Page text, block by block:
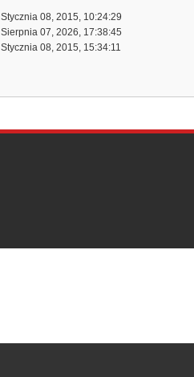
Stycznia 08, 2015, 10:24:29
Sierpnia 07, 2026, 17:38:45
Stycznia 08, 2015, 15:34:11